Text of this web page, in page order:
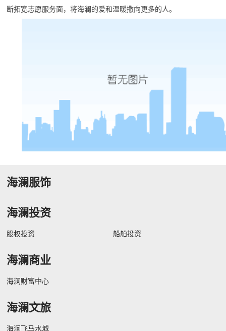
断拓宽志愿服务面，将海澜的爱和温暖撒向更多的人。
海澜服饰
海澜投资
股权投资 船舶投资
海澜商业
海澜财富中心
海澜文旅
海澜飞马水城